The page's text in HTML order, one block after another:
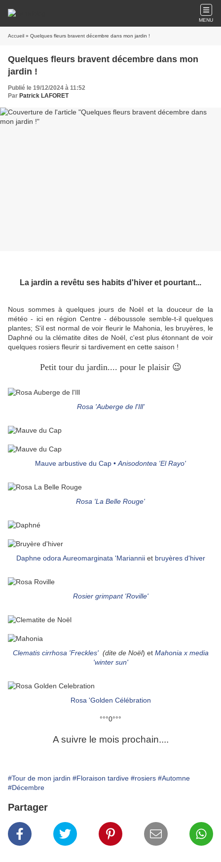
MENU
Accueil » Quelques fleurs bravent décembre dans mon jardin !
Quelques fleurs bravent décembre dans mon
jardin !
Publié le 19/12/2024 à 11:52
Par Patrick LAFORET
La jardin a revêtu ses habits d'hiver et pourtant...
Nous sommes à quelques jours de Noël et la douceur de la
météo - ici en région Centre - déboussole semble-t-il quelques
plantes; S'il est normal de voir fleurir le Mahonia, les bruyères, le
Daphné ou la clématite dites de Noël, c'est plus étonnant de voir
quelques rosiers fleurir si tardivement en cette saison !
Petit tour du jardin.... pour le plaisir 😉
Rosa 'Auberge de l'Ill'
Mauve arbustive du Cap • Anisodontea 'El Rayo'
Rosa 'La Belle Rouge'
Daphne odora Aureomarginata 'Marianniiet bruyères d'hiver
Rosier grimpant 'Roville'
Clematis cirrhosa 'Freckles'(dite de Noël) et Mahonia x media
'winter sun'
Rosa 'Golden Célébration
°°°0°°°
A suivre le mois prochain....
#Tour de mon jardin #Floraison tardive #rosiers #Automne
#Décembre
Partager